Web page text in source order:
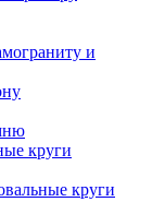
и
круги
круги